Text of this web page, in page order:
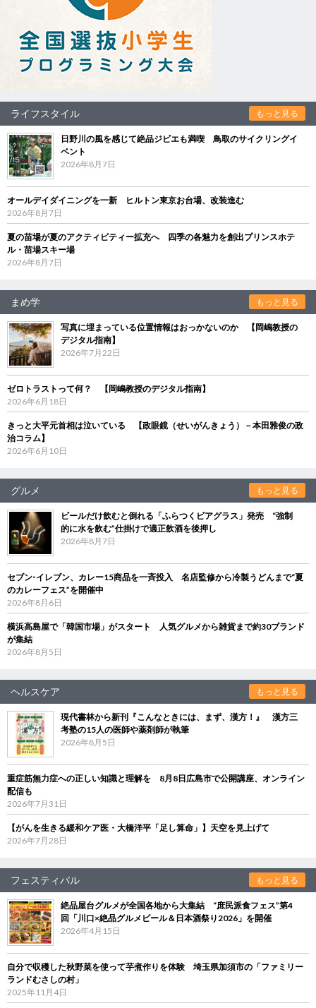
ライフスタイル もっと見る
日野川の風を感じて絶品ジビエも満喫 鳥取のサイクリングイ
ベント
2026年8月7日
オールデイダイニングを一新 ヒルトン東京お台場、改装進む
2026年8月7日
夏の苗場が夏のアクティビティー拡充へ 四季の各魅力を創出プリンスホテ
ル・苗場スキー場
2026年8月7日
まめ学 もっと見る
写真に埋まっている位置情報はおっかないのか 【岡嶋教授の
デジタル指南】
2026年7月22日
ゼロトラストって何？ 【岡嶋教授のデジタル指南】
2026年6月18日
きっと大平元首相は泣いている 【政眼鏡（せいがんきょう）－本田雅俊の政
治コラム】
2026年6月10日
グルメ もっと見る
ビールだけ飲むと倒れる「ふらつくビアグラス」発売 “強制
的に水を飲む”仕掛けで適正飲酒を後押し
2026年8月7日
セブン‐イレブン、カレー15商品を一斉投入 名店監修から冷製うどんまで“夏
のカレーフェス”を開催中
2026年8月6日
横浜高島屋で「韓国市場」がスタート 人気グルメから雑貨まで約30ブランド
が集結
2026年8月5日
ヘルスケア もっと見る
現代書林から新刊『こんなときには、まず、漢方！』 漢方三
考塾の15人の医師や薬剤師が執筆
2026年8月5日
重症筋無力症への正しい知識と理解を 8月8日広島市で公開講座、オンライン
配信も
2026年7月31日
【がんを生きる緩和ケア医・大橋洋平「足し算命」】天空を見上げて
2026年7月28日
フェスティバル もっと見る
絶品屋台グルメが全国各地から大集結 “庶民派食フェス”第4
回「川口×絶品グルメビール＆日本酒祭り2026」を開催
2026年4月15日
自分で収穫した秋野菜を使って芋煮作りを体験 埼玉県加須市の「ファミリー
ランドむさしの村」
2025年11月4日